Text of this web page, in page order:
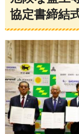
協定書締結